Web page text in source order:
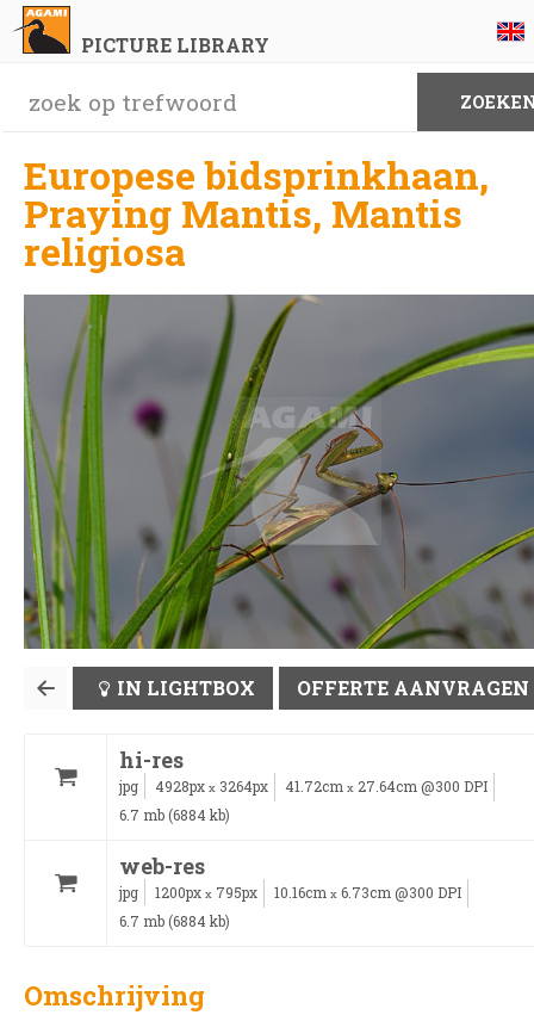
PICTURE LIBRARY
Europese bidsprinkhaan,
Praying Mantis, Mantis
religiosa
IN LIGHTBOX OFFERTE AANVRAGEN
hi-res
jpg 4928px x 3264px 41.72cm x 27.64cm @300 DPI
6.7 mb (6884 kb)
web-res
jpg 1200px x 795px 10.16cm x 6.73cm @300 DPI
6.7 mb (6884 kb)
Omschrijving